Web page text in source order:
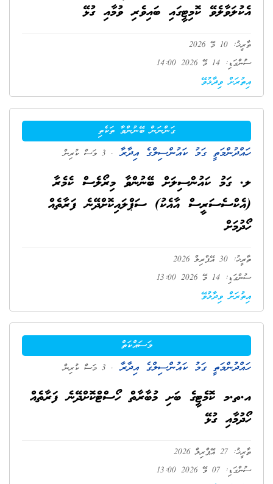
އެކުލަވާލެވޭ ކޮމިޓީގައި ބައިވެރި ވުމާއި ގުޅޭ
ތާރީޚު: 10 މޭ 2026
ސުންގަޑި: 14 މޭ 2026 14:00
އިތުރަށް ވިދާޅުވޭ
ގަންނަން ބޭނުންވާ ތަކެތި
ހައްދުންމަތީ ގަމު ކައުންސިލްގެ އިދާރާ . 3 މަސް ކުރިން
ލ. ގަމު ކައުންސިލަށް ބޭނުންވާ މިރޯލެސް ކެމެރާ
(އެކްސެސަރީސް އާއެކު) ސަޕްލައިކޮށްދޭނެ ފަރާތެއް
ހޯދުމަށް
ތާރީޚު: 30 އޭޕްރިލް 2026
ސުންގަޑި: 14 މޭ 2026 13:00
އިތުރަށް ވިދާޅުވޭ
މަސައްކަތް
ހައްދުންމަތީ ގަމު ކައުންސިލްގެ އިދާރާ . 3 މަސް ކުރިން
އ.ތ.މ ކޮމެޓީގެ ބަށި މުބާރާތް ހޯސްޓްކޮށްދޭނެ ފަރާތެއް
ހޯދުމާއި ގުޅޭ
ތާރީޚު: 27 އޭޕްރިލް 2026
ސުންގަޑި: 07 މޭ 2026 13:00